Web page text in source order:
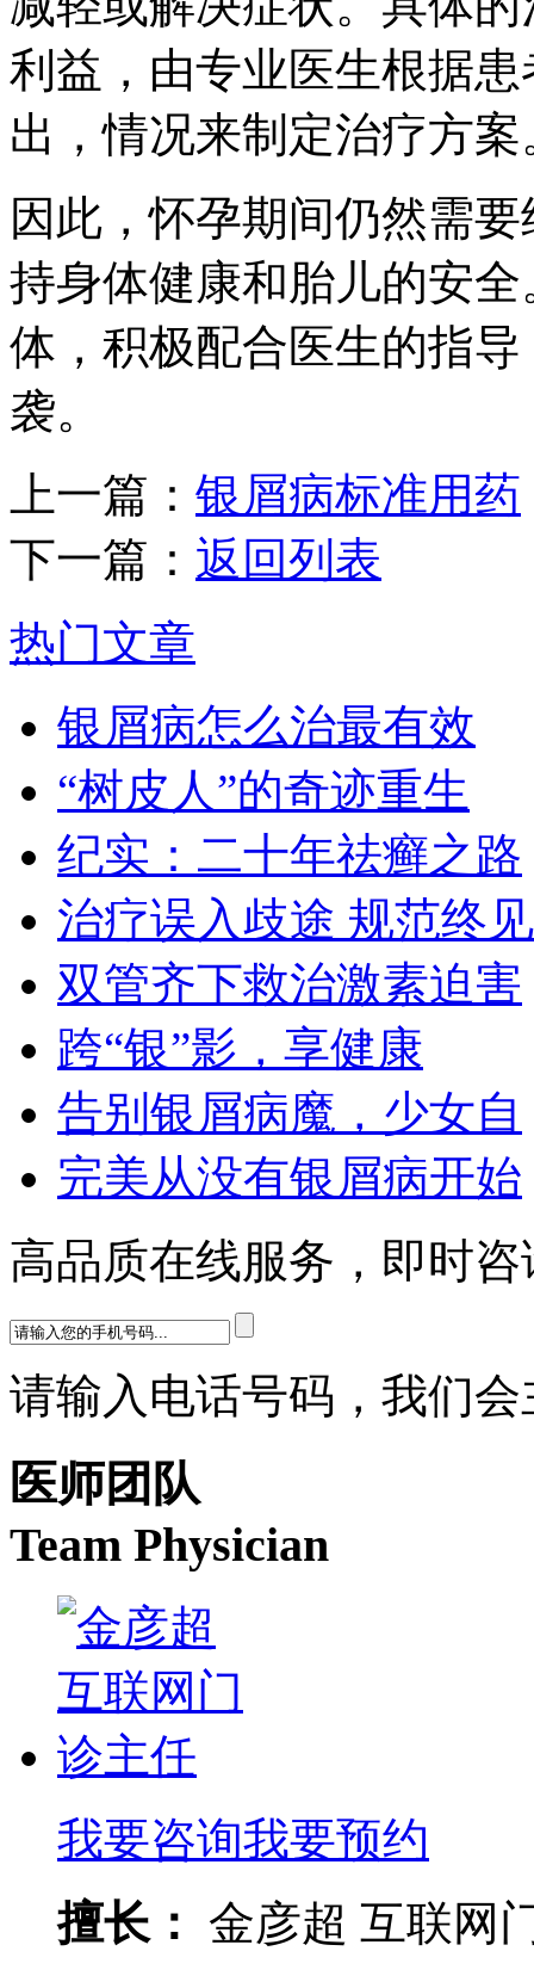
利益，由专业医生根据患
出，情况来制定治疗方案
因此，怀孕期间仍然需
持身体健康和胎儿的安
体，积极配合医生的指
袭。
上一篇： 银屑病标准用药
下一篇： 返回列表
热门文章
银屑病怎么治最有效
“树皮人”的奇迹重生
纪实：二十年祛癣之路
治疗误入歧途 规范终见
双管齐下救治激素迫害
跨“银”影，享健康
告别银屑病魔，少女自
完美从没有银屑病开始
高品质在线服务，即时咨
请输入电话号码，我们
医师团队
Team Physician
我要咨询我要预约
擅长：
金彦超 互联网